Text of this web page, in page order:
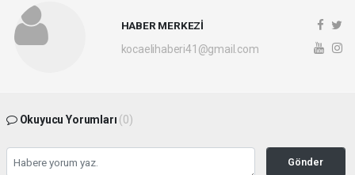
HABER MERKEZİ
kocaelihaberi41@gmail.com
Okuyucu Yorumları (0)
Gönder